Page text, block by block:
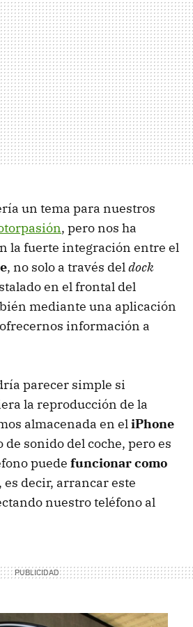
un tema para nuestros
, pero nos ha
la fuerte integración entre el
, no solo a través deldock
en el frontal del
mediante una aplicación
información a
parecer simple si
la reproducción de la
almacenada en eliPhone
de sonido del coche, pero es
puede funcionar como
, es decir, arrancar este
nuestro teléfono al